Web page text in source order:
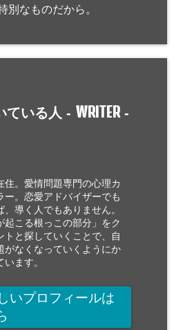
別なものだから。
ている人 - WRITER-
住。愛情問題専門の心理カ
ー。恋愛アドバイザーでも
、導く人でもありません。
起こる根っこの部分」をク
トと探していくことで、自
がなくなっていくようにか
ます。
いプロフィールは